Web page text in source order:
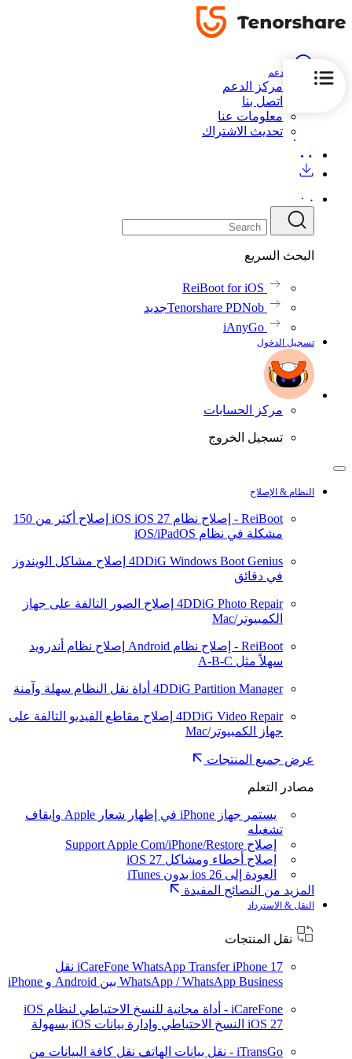
الدعم
مركز الدعم
اتصل بنا
معلومات عنا
تحديث الاشتراك
البحث السريع
ReiBoot for iOS
Tenorshare PDNobجديد
iAnyGo
تسجيل الدخول
مركز الحسابات
تسجيل الخروج
النظام & الإصلاح
ReiBoot - إصلاح نظام iOS iOS 27
إصلاح أكثر من 150
مشكلة في نظام iOS/iPadOS
4DDiG Windows Boot Genius إصلاح مشاكل الويندوز
في دقائق
4DDiG Photo Repair إصلاح الصور التالفة على جهاز
الكمبيوتر/Mac
ReiBoot - إصلاح نظام Android
إصلاح نظام أندرويد
سهلاً مثل A-B-C
4DDiG Partition Manager أداة نقل النظام سهلة وآمنة
4DDiG Video Repair إصلاح مقاطع الفيديو التالفة على
جهاز الكمبيوتر/Mac
عرض جميع المنتجات
مصادر التعلم
يستمر جهاز iPhone في إظهار شعار Apple وإيقاف
تشغيله
إصلاح Support Apple Com/iPhone/Restore
إصلاح أخطاء ومشاكل iOS 27
العودة إلى ios 26 بدون iTunes
المزيد من النصائح المفيدة
النقل & الاسترداد
نقل المنتجات
iCareFone WhatsApp TransferiPhone 17
نقل
WhatsApp / WhatsApp Business بين Android و iPhone
iCareFone - أداة مجانية للنسخ الاحتياطي لنظام iOS
iOS 27 النسخ الاحتياطي وإدارة بيانات iOS بسهولة
iTransGo - نقل بيانات الهاتف
نقل كافة البيانات من